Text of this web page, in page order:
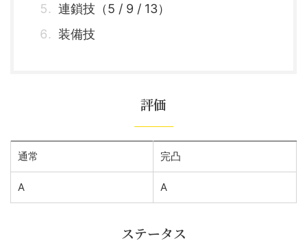
連鎖技（5 / 9 / 13）
装備技
評価
通常 完凸
A A
ステータス